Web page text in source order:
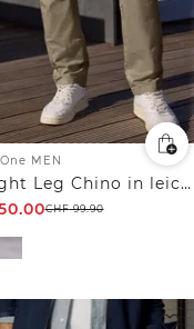
MEN
Straight Leg Chino in leichter Qualität
CHF99.90